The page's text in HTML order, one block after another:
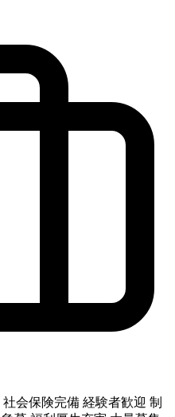
社会保険完備 経験者歓迎 制